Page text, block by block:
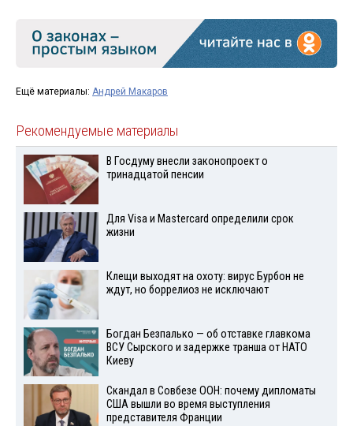
Ещё материалы: Андрей Макаров
Рекомендуемые материалы
В Госдуму внесли законопроект о
тринадцатой пенсии
Для Visа и Mastercard определили срок
жизни
Клещи выходят на охоту: вирус Бурбон не
ждут, но боррелиоз не исключают
Богдан Безпалько — об отставке главкома
ВСУ Сырского и задержке транша от НАТО
Киеву
Скандал в Совбезе ООН: почему дипломаты
США вышли во время выступления
представителя Франции